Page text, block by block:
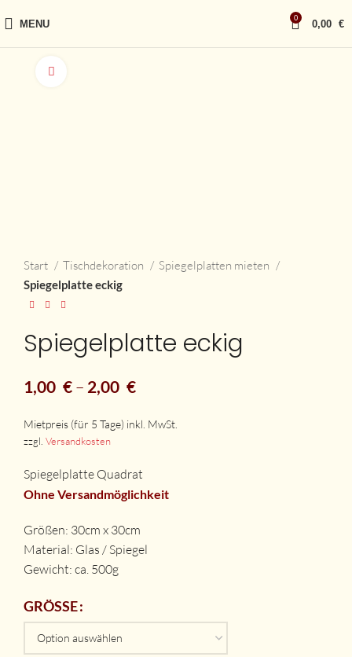
MENU 0 0,00 €
Start Tischdekoration Spiegelplatten mieten
Spiegelplatte eckig
Spiegelplatte eckig
1,00 € – 2,00 €
zzgl. Versandkosten
Spiegelplatte Quadrat
Ohne Versandmöglichkeit
Größen: 30cm x 30cm
Material: Glas / Spiegel
Gewicht: ca. 500g
GRÖSSE